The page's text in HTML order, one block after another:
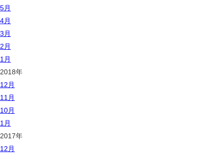
5月
4月
3月
2月
1月
2018年
12月
11月
10月
1月
2017年
12月